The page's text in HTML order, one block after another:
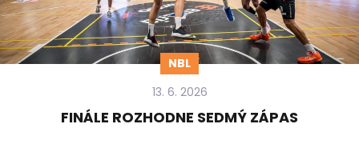
NBL
13. 6. 2026
FINÁLE ROZHODNE SEDMÝ ZÁPAS